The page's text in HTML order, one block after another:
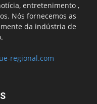
entretenimento ,
Nós fornecemos as
da indústria de
regional.com